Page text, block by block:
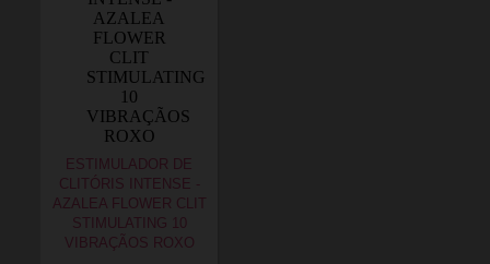
ESTIMULADOR DE
CLITÓRIS INTENSE -
AZALEA FLOWER CLIT
STIMULATING 10
VIBRAÇÃOS ROXO